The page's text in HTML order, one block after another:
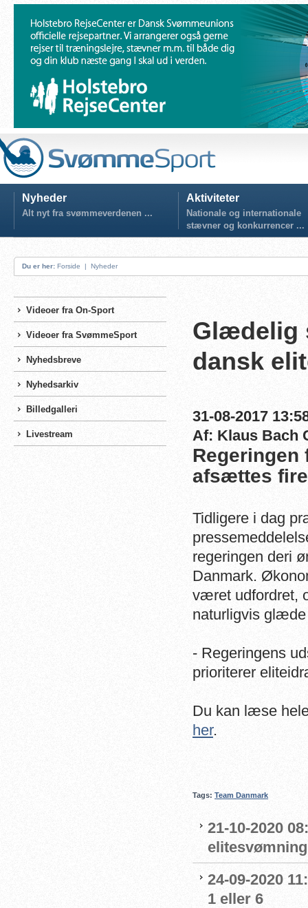
Nyheder
Alt nyt fra svømmeverdenen ...
Aktiviteter
Nationale og internationale
stævner og konkurrencer ...
Du er her: Forside | Nyheder
Videoer fra On-Sport
Videoer fra SvømmeSport
Nyhedsbreve
Nyhedsarkiv
Billedgalleri
Livestream
Glædelig
dansk
31-08-2017
Af: Klaus Bach
afsættes
Tidligere i dag
regeringen deri
Danmark.
været udfordret,
naturligvis
- Regeringens
prioriterer
Du kan læse
her.
Tags: Team Danmark
21-10-2020
24-09-2020
1 eller 6